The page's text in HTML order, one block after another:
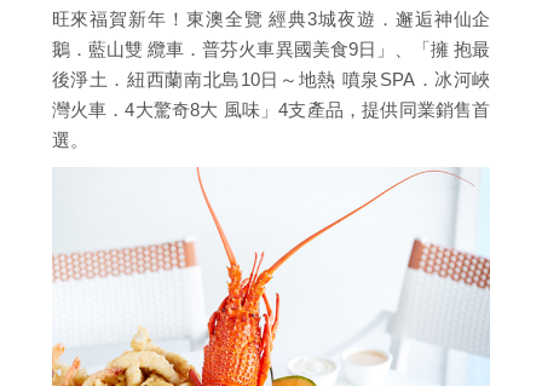
旺來福賀新年！東澳全覽 經典3城夜遊．邂逅神仙企
鵝．藍山雙 纜車．普芬火車異國美食9日」、「擁 抱最
後淨土．紐西蘭南北島10日～地熱 噴泉SPA．冰河峽
灣火車．4大驚奇8大 風味」4支產品，提供同業銷售首
選。